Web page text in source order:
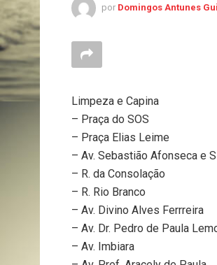
por Domingos Antunes
Limpeza e Capina
– Praça do SOS
– Praça Elias Leime
– Av. Sebastião Afonseca e
– R. da Consolação
– R. Rio Branco
– Av. Divino Alves Ferrreira
– Av. Dr. Pedro de Paula
– Av. Imbiara